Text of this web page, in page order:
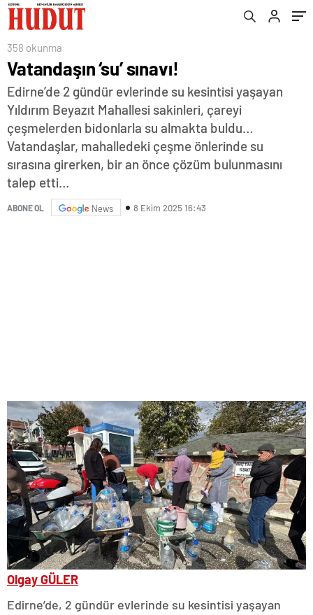
358 okunma
Vatandaşın ‘su’ sınavı!
Edirne’de 2 gündür evlerinde su kesintisi yaşayan
Yıldırım Beyazıt Mahallesi sakinleri, çareyi
çeşmelerden bidonlarla su almakta buldu…
Vatandaşlar, mahalledeki çeşme önlerinde su
sırasına girerken, bir an önce çözüm bulunmasını
talep etti…
ABONE OL News 8 Ekim 2025 16:43
Olgay GÜLER
Edirne’de, 2 gündür evlerinde su kesintisi yaşayan